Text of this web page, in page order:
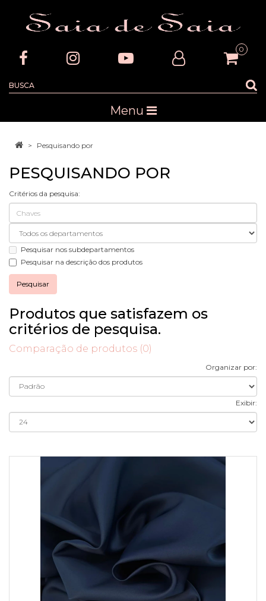
0
Menu
Pesquisando por
PESQUISANDO POR
Critérios da pesquisa:
Pesquisar nos subdepartamentos
Pesquisar na descrição dos produtos
Produtos que satisfazem os
critérios de pesquisa.
Comparação de produtos (0)
Organizar por:
Exibir: